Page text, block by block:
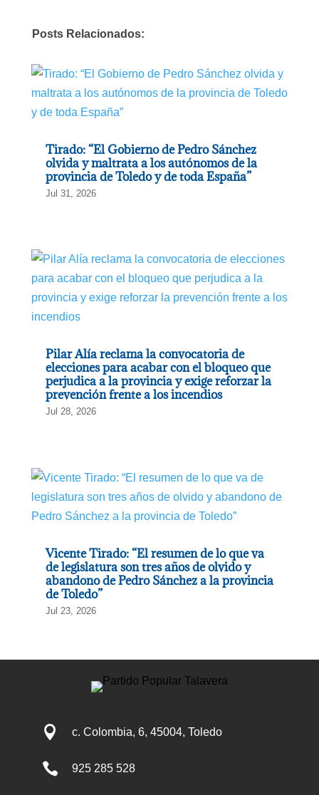
Posts Relacionados:
Tirado: “El Gobierno de Pedro Sánchez
olvida y maltrata a los autónomos de la
provincia de Toledo y de toda España”
Jul 31, 2026
Pilar Alía reclama la convocatoria de
elecciones para acabar con el bloqueo que
perjudica a la provincia y exige reforzar la
prevención frente a los incendios
Jul 28, 2026
Vicente Tirado: “El resumen de lo que va
de legislatura son tres años de olvido y
abandono de Pedro Sánchez a la provincia
de Toledo”
Jul 23, 2026
 c. Colombia, 6, 45004, Toledo
 925 285 528